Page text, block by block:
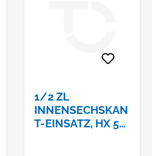
1/2 ZL
INNENSECHSKAN
T-EINSATZ, HX 5